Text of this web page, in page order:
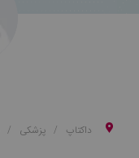
داکتاپ پزشکی